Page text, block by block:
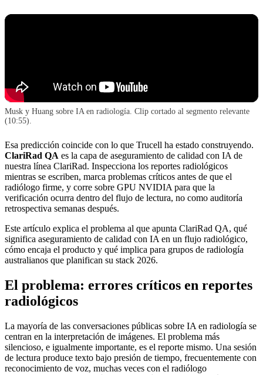
Musk y Huang sobre IA en radiología. Clip cortado al segmento relevante
(10:55).
Esa predicción coincide con lo que Trucell ha estado construyendo.
ClariRad QA es la capa de aseguramiento de calidad con IA de
nuestra línea ClariRad. Inspecciona los reportes radiológicos
mientras se escriben, marca problemas críticos antes de que el
radiólogo firme, y corre sobre GPU NVIDIA para que la
verificación ocurra dentro del flujo de lectura, no como auditoría
retrospectiva semanas después.
Este artículo explica el problema al que apunta ClariRad QA, qué
significa aseguramiento de calidad con IA en un flujo radiológico,
cómo encaja el producto y qué implica para grupos de radiología
australianos que planifican su stack 2026.
El problema: errores críticos en reportes
radiológicos
La mayoría de las conversaciones públicas sobre IA en radiología se
centran en la interpretación de imágenes. El problema más
silencioso, e igualmente importante, es el reporte mismo. Una sesión
de lectura produce texto bajo presión de tiempo, frecuentemente con
reconocimiento de voz, muchas veces con el radiólogo